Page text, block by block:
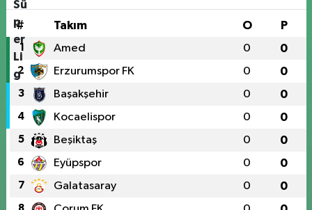
# Takım O P
1 Amed 0 0
2 Erzurumspor FK 0 0
3 Başakşehir 0 0
4 Kocaelispor 0 0
5 Beşiktaş 0 0
6 Eyüpspor 0 0
7 Galatasaray 0 0